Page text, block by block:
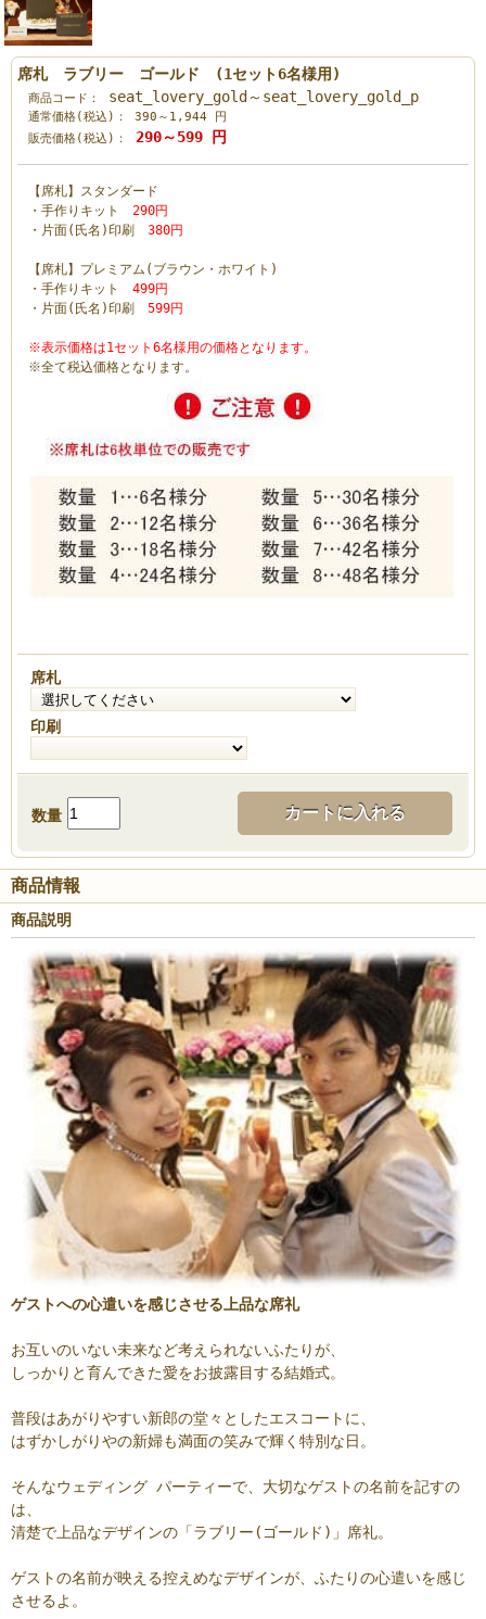
席札 ラブリー ゴールド (1セット6名様用)
商品コード： seat_lovery_gold～seat_lovery_gold_p
通常価格(税込)： 390～1,944 円
販売価格(税込)：
290～599 円
【席札】スタンダード
・手作りキット 290円
・片面(氏名)印刷 380円
【席札】プレミアム(ブラウン・ホワイト)
・手作りキット 499円
・片面(氏名)印刷 599円
※表示価格は1セット6名様用の価格となります。
※全て税込価格となります。
席札
印刷
数量 カートに入れる
商品情報
商品説明
ゲストへの心遣いを感じさせる上品な席礼
お互いのいない未来など考えられないふたりが、
しっかりと育んできた愛をお披露目する結婚式。
普段はあがりやすい新郎の堂々としたエスコートに、
はずかしがりやの新婦も満面の笑みで輝く特別な日。
そんなウェディング パーティーで、大切なゲストの名前を記すの
は、
清楚で上品なデザインの「ラブリー(ゴールド)」席礼。
ゲストの名前が映える控えめなデザインが、ふたりの心遣いを感じ
させるよ。